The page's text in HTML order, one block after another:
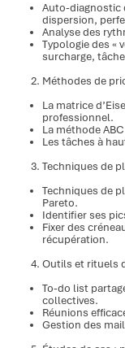
Auto-diagnostic
dispersion,
Analyse des
Typologie des «
surcharge,
Méthodes de
La matrice
professionnel.
La méthode
Les tâches à
Techniques de
Techniques de
Pareto.
Identifier ses
Fixer des
récupération.
Outils et rituels
To-do list
collectives.
Réunions
Gestion des